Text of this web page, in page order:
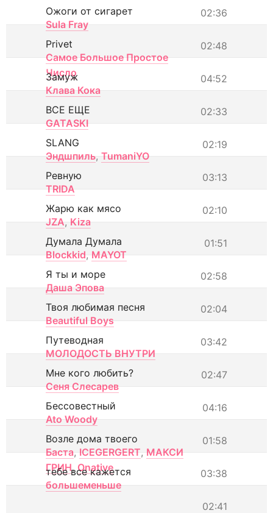
02:36
Ожоги от сигарет
Sula Fray
02:48
Privet
Самое Большое Простое
Число
04:52
Замуж
Клава Кока
02:33
ВСЕ ЕЩЕ
GATASKI
02:19
SLANG
Эндшпиль, TumaniYO
03:13
Ревную
TRIDA
02:10
Жарю как мясо
JZA, Kiza
01:51
Думала Думала
Blockkid, MAYOT
02:58
Я ты и море
Даша Эпова
02:04
Твоя любимая песня
Beautiful Boys
03:42
Путеводная
МОЛОДОСТЬ ВНУТРИ
02:47
Мне кого любить?
Сеня Слесарев
04:16
Бессовестный
Ato Woody
01:58
Возле дома твоего
Баста, ICEGERGERT, МАКСИ
ГРИН, Onative 03:38
тебе все кажется
большеменьше
02:41